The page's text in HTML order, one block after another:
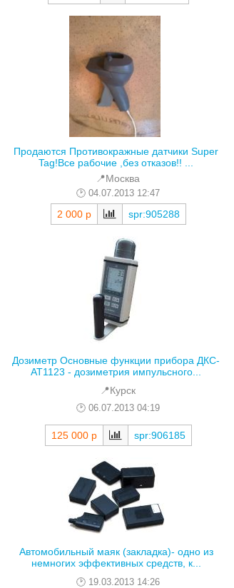
Продаются Противокражные датчики Super
Tag!Все рабочие ,без отказов!! ...
📍Москва
04.07.2013 12:47
2 000 р spr:905288
Дозиметр Основные функции прибора ДКС-
АТ1123 - дозиметрия импульсного...
📍Курск
06.07.2013 04:19
125 000 р spr:906185
Автомобильный маяк (закладка)- одно из
немногих эффективных средств, к...
19.03.2013 14:26